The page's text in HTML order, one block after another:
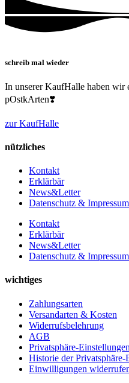
schreib mal wieder
In unserer KaufHalle haben wir
pOstkArten❣️
zur KaufHalle
nützliches
Kontakt
Erklärbär
News&Letter
Datenschutz & Impressum
Kontakt
Erklärbär
News&Letter
Datenschutz & Impressum
wichtiges
Zahlungsarten
Versandarten & Kosten
Widerrufsbelehrung
AGB
Privatsphäre-
Historie der Privatsphäre-
Einwilligungen